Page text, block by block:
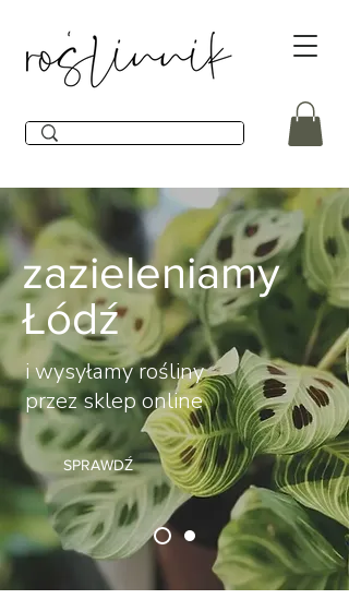
zazieleniamy
Łódź
i wysyłamy rośliny
przez sklep online
SPRAWDŹ